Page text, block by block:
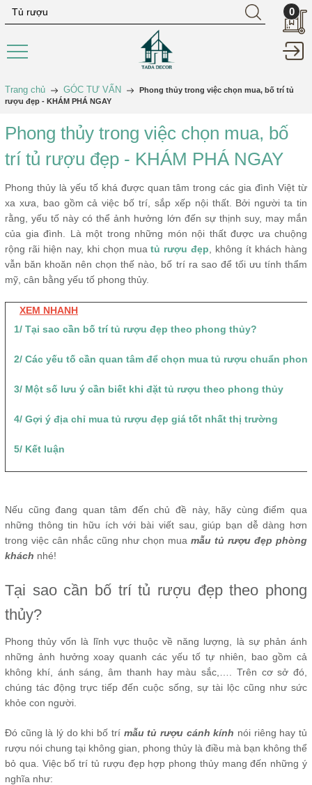
0
Trang chủ GÓC TƯ VẤN
Phong thủy trong việc chọn mua, bố trí tủ
rượu đẹp - KHÁM PHÁ NGAY
Phong thủy trong việc chọn mua, bố
trí tủ rượu đẹp - KHÁM PHÁ NGAY
Phong thủy là yếu tố khá được quan tâm trong các gia đình Việt từ
xa xưa, bao gồm cả việc bố trí, sắp xếp nội thất. Bởi người ta tin
rằng, yếu tố này có thể ảnh hưởng lớn đến sự thịnh suy, may mắn
của gia đình. Là một trong những món nội thất được ưa chuộng
rộng rãi hiện nay, khi chọn muatủ rượu đẹp , không ít khách hàng
vẫn băn khoăn nên chọn thế nào, bố trí ra sao để tối ưu tính thẩm
mỹ, cân bằng yếu tố phong thủy.
XEM NHANH
1/ Tại sao cần bố trí tủ rượu đẹp theo phong thủy?
2/ Các yếu tố cần quan tâm để chọn mua tủ rượu chuẩn
3/ Một số lưu ý cần biết khi đặt tủ rượu theo phong thủy
4/ Gợi ý địa chỉ mua tủ rượu đẹp giá tốt nhất thị trường
5/ Kết luận
Nếu cũng đang quan tâm đến chủ đề này, hãy cùng điểm qua
những thông tin hữu ích với bài viết sau, giúp bạn dễ dàng hơn
trong việc cân nhắc cũng như chọn mua mẫu tủ rượu đẹp phòng
khách nhé!
Tại sao cần bố trí tủ rượu đẹp theo phong
thủy?
Phong thủy vốn là lĩnh vực thuộc về năng lượng, là sự phản ánh
những ảnh hưởng xoay quanh các yếu tố tự nhiên, bao gồm cả
không khí, ánh sáng, âm thanh hay màu sắc,…. Trên cơ sở đó,
chúng tác động trực tiếp đến cuộc sống, sự tài lộc cũng như sức
khỏe con người.
Đó cũng là lý do khi bố trí mẫu tủ rượu cánh kính nói riêng hay tủ
rượu nói chung tại không gian, phong thủy là điều mà bạn không thể
bỏ qua. Việc bố trí tủ rượu đẹp hợp phong thủy mang đến những ý
nghĩa như: